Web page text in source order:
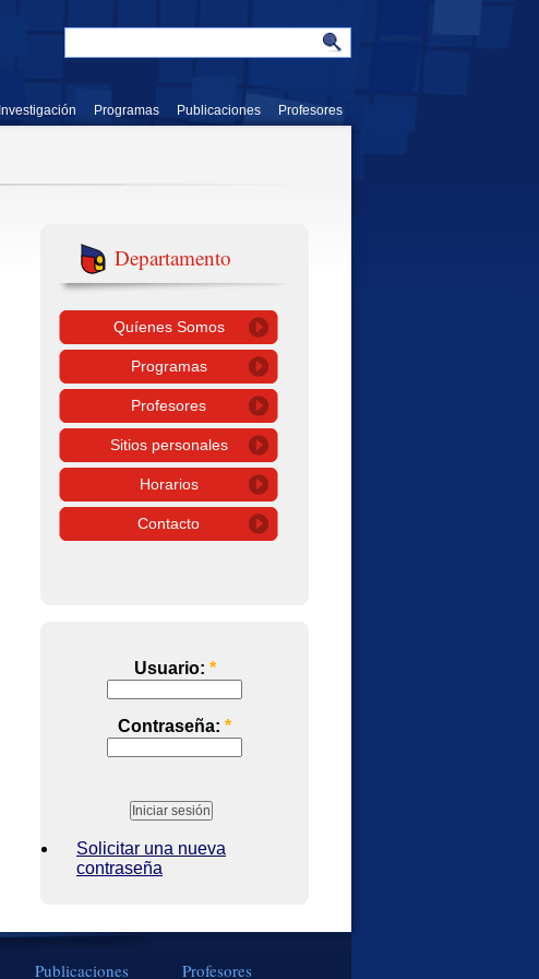
Investigación Programas Publicaciones Profesores
Departamento
Quíenes Somos
Programas
Profesores
Sitios personales
Horarios
Contacto
Usuario: *
Contraseña: *
Solicitar una nueva
contraseña
Publicaciones Profesores